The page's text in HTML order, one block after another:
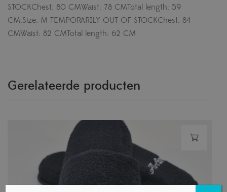
STOCKChest: 80 CMWaist: 78 CMTotal length: 59
CM.Size: M TEMPORARILY OUT OF STOCKChest: 84
CMWaist: 82 CMTotal length: 62 CM
Gerelateerde producten